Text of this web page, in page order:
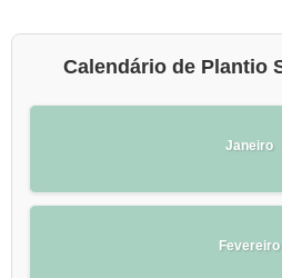
Calendário de Plantio
Janeiro
Fevereiro